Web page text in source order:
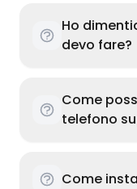
Ho
devo fare?
Come
telefono
Come